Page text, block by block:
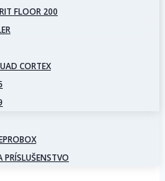
FLOOR 200
CORTEX